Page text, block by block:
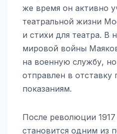
же время он активно
театральной жизни
и стихи для театра. В
мировой войны
на военную службу,
отправлен в
показаниям.
После революции
становится одним из